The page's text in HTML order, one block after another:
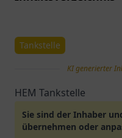
Tankstelle
KI generierter
HEM Tankstelle
Sie sind der Inhaber
übernehmen oder